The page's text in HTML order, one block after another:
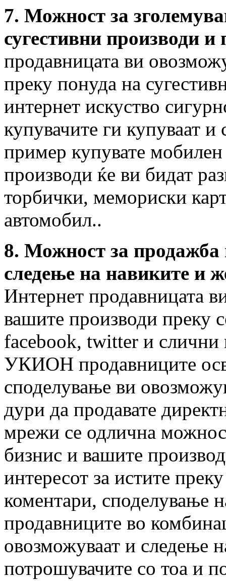
7. Можност за
сугестивни производи и
продавницата ви
преку понуда на
интернет искуство
купувачите ги купуваат
пример купувате
производи ќе ви бидат
торбички, мемориски
автомобил..
8. Можност за
следење на навиките и
Интернет продавницата
вашите производи преку
facebook, twitter и слични
УКИОН продавниците
споделување ви
дури да продавате
мрежи се одлична
бизнис и вашите
интересот за истите
коментари, споделување
продавниците во
овозможуваат и следење
потрошувачите со тоа и